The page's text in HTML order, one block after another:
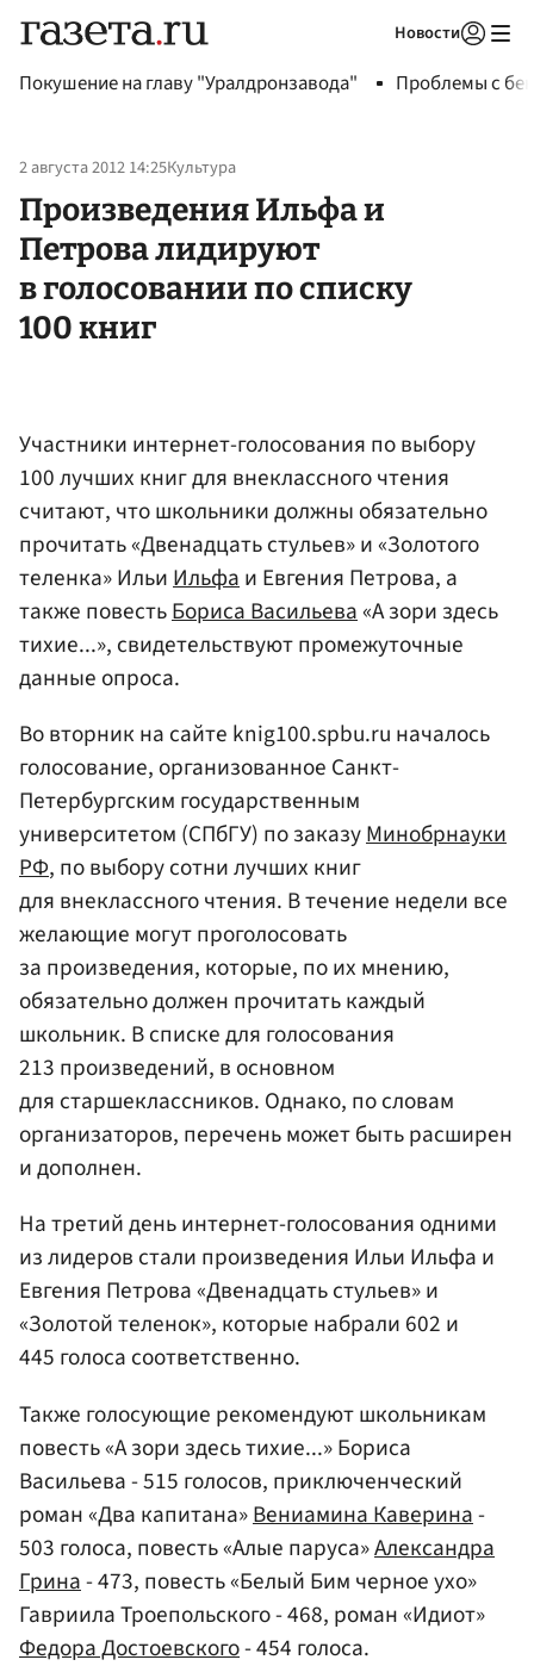
Новости
Покушение на главу "Уралдронзавода" Проблемы с
2 августа 2012 14:25Культура
Произведения Ильфа и
Петрова лидируют
в голосовании по списку
100 книг
Участники интернет-голосования по выбору
100 лучших книг для внеклассного чтения
считают, что школьники должны обязательно
прочитать «Двенадцать стульев» и «Золотого
теленка» ИльиИльфаи Евгения Петрова, а
также повестьБориса Васильева«А зори здесь
тихие...», свидетельствуют промежуточные
данные опроса.
Во вторник на сайте knig100.spbu.ru началось
голосование, организованное Санкт-
Петербургским государственным
университетом (СПбГУ) по заказуМинобрнауки
РФ, по выбору сотни лучших книг
для внеклассного чтения. В течение недели все
желающие могут проголосовать
за произведения, которые, по их мнению,
обязательно должен прочитать каждый
школьник. В списке для голосования
213 произведений, в основном
для старшеклассников. Однако, по словам
организаторов, перечень может быть расширен
и дополнен.
На третий день интернет-голосования одними
из лидеров стали произведения Ильи Ильфа и
Евгения Петрова «Двенадцать стульев» и
«Золотой теленок», которые набрали 602 и
445 голоса соответственно.
Также голосующие рекомендуют школьникам
повесть «А зори здесь тихие...» Бориса
Васильева - 515 голосов, приключенческий
роман «Два капитана»Вениамина Каверина-
503 голоса, повесть «Алые паруса»Александра
Грина- 473, повесть «Белый Бим черное ухо»
Гавриила Троепольского - 468, роман «Идиот»
Федора Достоевского- 454 голоса.